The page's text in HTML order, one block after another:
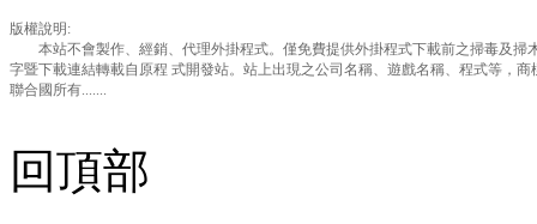
版權說明:
本站不會製作、經銷、代理外掛程式。僅免費提供外掛程式下載前之掃毒及掃
字暨下載連結轉載自原程 式開發站。站上出現之公司名稱、遊戲名稱、程式等，
聯合國所有.......
回頂部